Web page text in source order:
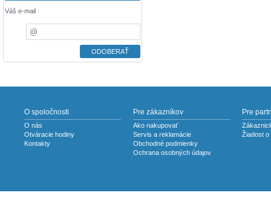
Váš e-mail
O spoločnosti
O nás
Otváracie hodiny
Kontakty
Pre zákazníkov
Ako nakupovať
Servis a reklamácie
Obchodné podmienky
Ochrana osobných údajov
Pre
Žiadost